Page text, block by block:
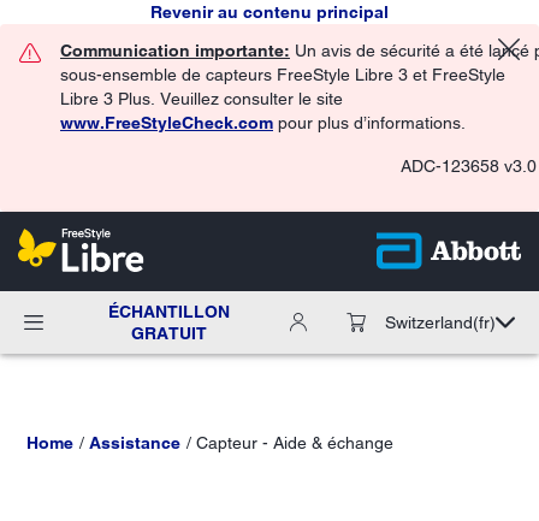
Revenir au contenu principal
Communication importante: Un avis de sécurité a été lancé
sous-ensemble de capteurs FreeStyle Libre 3 et FreeStyle
Libre 3 Plus. Veuillez consulter le site
www.FreeStyleCheck.com pour plus d’informations.
ADC-123658 v3.0
ÉCHANTILLON
GRATUIT
Switzerland(fr)
Home Assistance Capteur - Aide & échange